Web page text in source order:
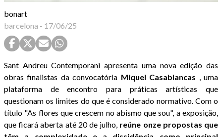
bonart
barcelona - 17/06/25
Sant Andreu Contemporani apresenta uma nova edição das
obras finalistas da convocatória Miquel Casablancas , uma
plataforma de encontro para práticas artísticas que
questionam os limites do que é considerado normativo. Com o
título "As flores que crescem no abismo que sou", a exposição,
que ficará aberta até 20 de julho, reúne onze propostas que